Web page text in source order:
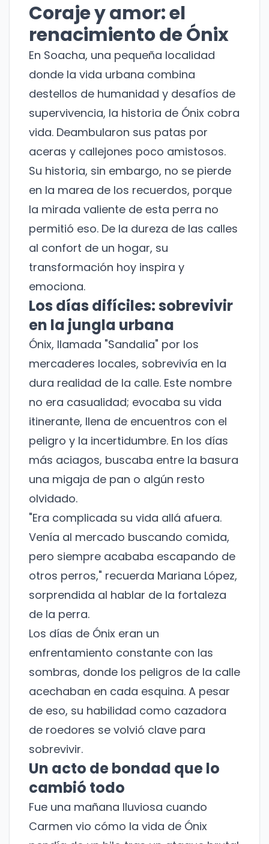
Coraje y amor: el
renacimiento de Ónix
En Soacha, una pequeña localidad
donde la vida urbana combina
destellos de humanidad y desafíos de
supervivencia, la historia de Ónix cobra
vida. Deambularon sus patas por
aceras y callejones poco amistosos.
Su historia, sin embargo, no se pierde
en la marea de los recuerdos, porque
la mirada valiente de esta perra no
permitió eso. De la dureza de las calles
al confort de un hogar, su
transformación hoy inspira y
emociona.
Los días difíciles: sobrevivir
en la jungla urbana
Ónix, llamada "Sandalia" por los
mercaderes locales, sobrevivía en la
dura realidad de la calle. Este nombre
no era casualidad; evocaba su vida
itinerante, llena de encuentros con el
peligro y la incertidumbre. En los días
más aciagos, buscaba entre la basura
una migaja de pan o algún resto
olvidado.
"Era complicada su vida allá afuera.
Venía al mercado buscando comida,
pero siempre acababa escapando de
otros perros," recuerda Mariana López,
sorprendida al hablar de la fortaleza
de la perra.
Los días de Ónix eran un
enfrentamiento constante con las
sombras, donde los peligros de la calle
acechaban en cada esquina. A pesar
de eso, su habilidad como cazadora
de roedores se volvió clave para
sobrevivir.
Un acto de bondad que lo
cambió todo
Fue una mañana lluviosa cuando
Carmen vio cómo la vida de Ónix